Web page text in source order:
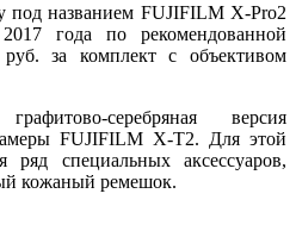
под названием FUJIFILM X-Pro2
года по рекомендованной
за комплект с объективом
серебряная версия
FUJIFILM X-T2. Для этой
ряд специальных аксессуаров,
кожаный ремешок.